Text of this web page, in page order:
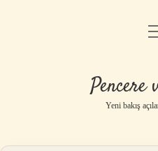
Yasal
Pencere
Yeni bakış